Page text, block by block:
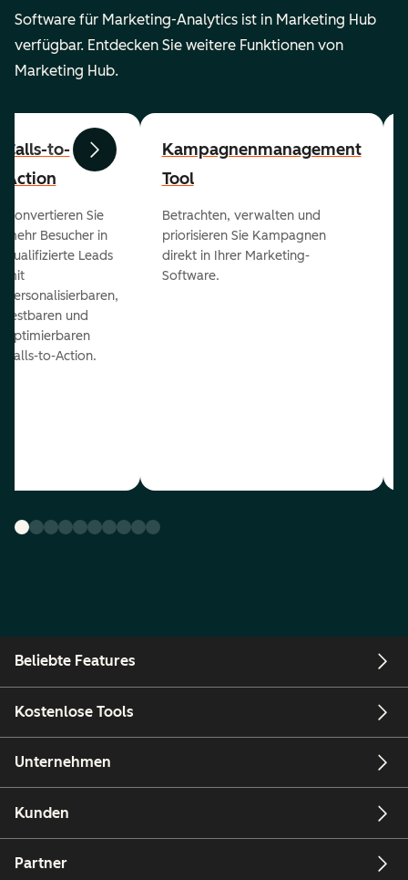
Software für Marketing-Analytics ist in Marketing Hub
verfügbar. Entdecken Sie weitere Funktionen von
Marketing Hub.
ZurückWeiter
Calls-to-
Action
Konvertieren Sie
mehr Besucher in
qualifizierte Leads
mit
personalisierbaren,
testbaren und
optimierbaren
Calls-to-Action.
Kampagnenmanagement
Tool
Betrachten, verwalten und
priorisieren Sie Kampagnen
direkt in Ihrer Marketing-
Software.
Beliebte Features
Kostenlose Tools
Unternehmen
Kunden
Partner